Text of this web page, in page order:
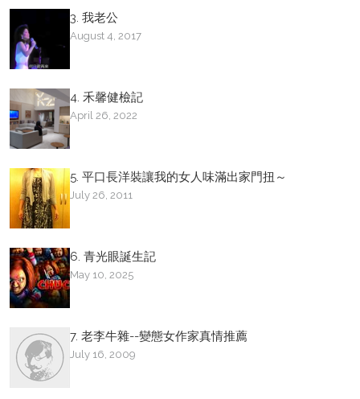
3. 我老公
August 4, 2017
4. 禾馨健檢記
April 26, 2022
5. 平口長洋裝讓我的女人味滿出家門扭～
July 26, 2011
6. 青光眼誕生記
May 10, 2025
7. 老李牛雜--變態女作家真情推薦
July 16, 2009